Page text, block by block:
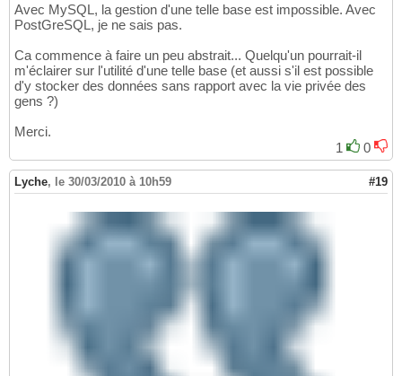
Avec MySQL, la gestion d'une telle base est impossible. Avec
PostGreSQL, je ne sais pas.
Ca commence à faire un peu abstrait... Quelqu'un pourrait-il
m'éclairer sur l'utilité d'une telle base (et aussi s'il est possible
d'y stocker des données sans rapport avec la vie privée des
gens ?)
Merci.
1
0
Lyche, le 30/03/2010 à 10h59 #19